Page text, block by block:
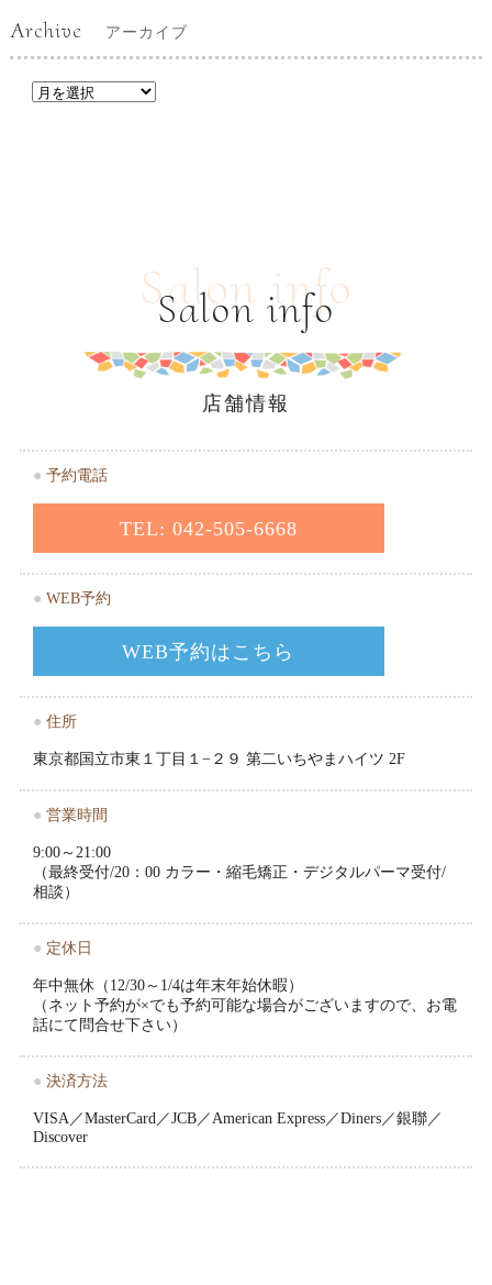
Archive アーカイブ
Salon info
Salon info
店舗情報
● 予約電話
TEL: 042-505-6668
● WEB予約
WEB予約はこちら
● 住所
東京都国立市東１丁目１−２９ 第二いちやまハイツ 2F
● 営業時間
9:00～21:00
（最終受付/20：00 カラー・縮毛矯正・デジタルパーマ受付/
相談）
● 定休日
年中無休（12/30～1/4は年末年始休暇）
（ネット予約が×でも予約可能な場合がございますので、お電
話にて問合せ下さい）
● 決済方法
VISA／MasterCard／JCB／American Express／Diners／銀聯／
Discover